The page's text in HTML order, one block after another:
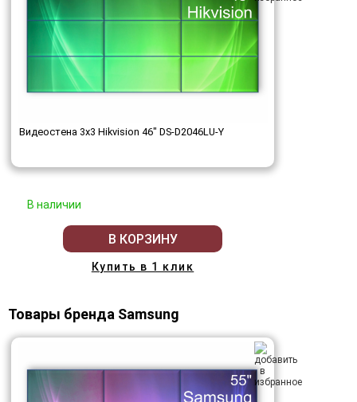
Видеостена 3x3 Hikvision 46" DS-D2046LU-Y
В наличии
В КОРЗИНУ
Купить в 1 клик
Товары бренда Samsung